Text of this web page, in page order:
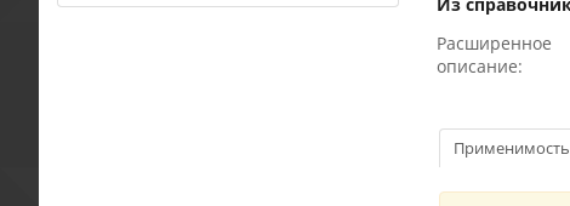
Из
Расширенное
описание:
Применимость